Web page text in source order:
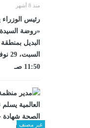
منذ 8 أشهر
رئيس
البديل بمنطقة
11:50 صـ
غير مصنف